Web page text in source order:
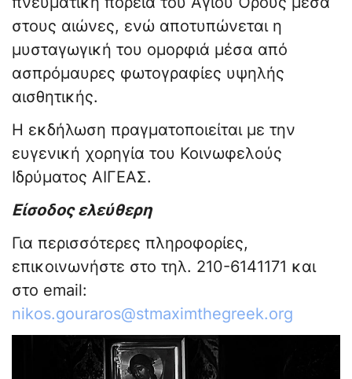
στους αιώνες, ενώ αποτυπώνεται η
μυσταγωγική του ομορφιά μέσα από
ασπρόμαυρες φωτογραφίες υψηλής
αισθητικής.
Η εκδήλωση πραγματοποιείται με την
ευγενική χορηγία του Κοινωφελούς
Ιδρύματος ΑΙΓΕΑΣ.
Είσοδος ελεύθερη
Για περισσότερες πληροφορίες,
επικοινωνήστε στο τηλ. 210-6141171 και
στο email:
nikos.gouraros@stmaximthegreek.org